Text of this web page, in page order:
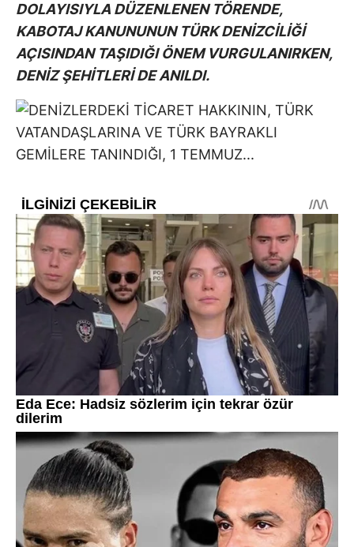
DOLAYISIYLA DÜZENLENEN TÖRENDE,
KABOTAJ KANUNUNUN TÜRK DENİZCİLİĞİ
AÇISINDAN TAŞIDIĞI ÖNEM VURGULANIRKEN,
DENİZ ŞEHİTLERİ DE ANILDI.